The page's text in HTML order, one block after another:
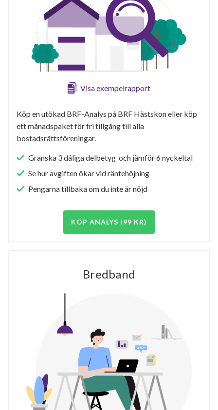
Visa exempelrapport
Köp en utökad BRF-Analys på BRF Hästskon eller köp
ett månadspaket för fri tillgång till alla
bostadsrättsföreningar.
Granska 3 dåliga delbetyg och jämför 6 nyckeltal
Se hur avgiften ökar vid räntehöjning
Pengarna tillbaka om du inte är nöjd
KÖP ANALYS (99 KR)
Bredband